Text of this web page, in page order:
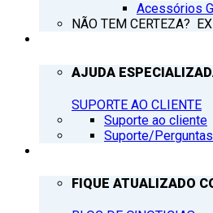
Acessórios
NÃO TEM CERTEZA?
AJUDA
SUPORTE AO CLIENTE
Suporte ao cliente
Suporte/
FIQUE ATUALIZADO